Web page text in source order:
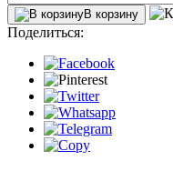
В корзину
Поделиться: